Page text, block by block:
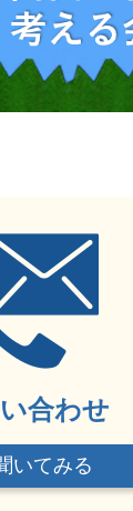
合わせ
いてみる